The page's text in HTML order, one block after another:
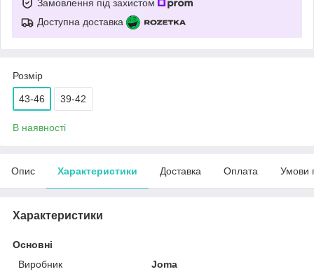
Замовлення під захистом
Доступна доставка
Розмір
43-46 39-42
В наявності
Опис Характеристики Доставка Оплата Умови
Характеристики
Основні
Виробник
Joma